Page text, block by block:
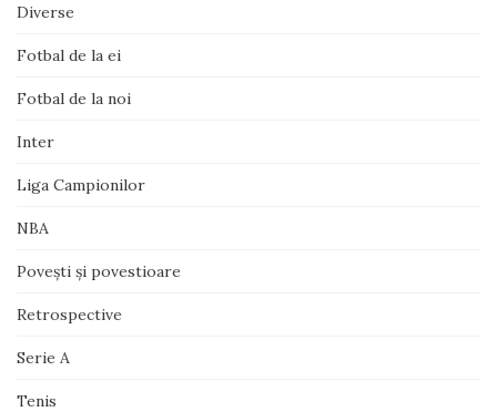
Diverse
Fotbal de la ei
Fotbal de la noi
Inter
Liga Campionilor
NBA
Poveşti şi povestioare
Retrospective
Serie A
Tenis